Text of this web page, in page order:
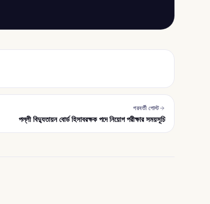
পরবর্তী পোস্ট
পল্লী বিদ্যুতায়ন বোর্ড হিসাবরক্ষক পদে নিয়োগ পরীক্ষার সময়সূচি